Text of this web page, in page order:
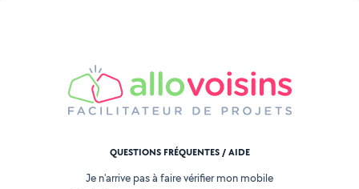
QUESTIONS FRÉQUENTES / AIDE
Je n'arrive pas à faire vérifier mon mobile